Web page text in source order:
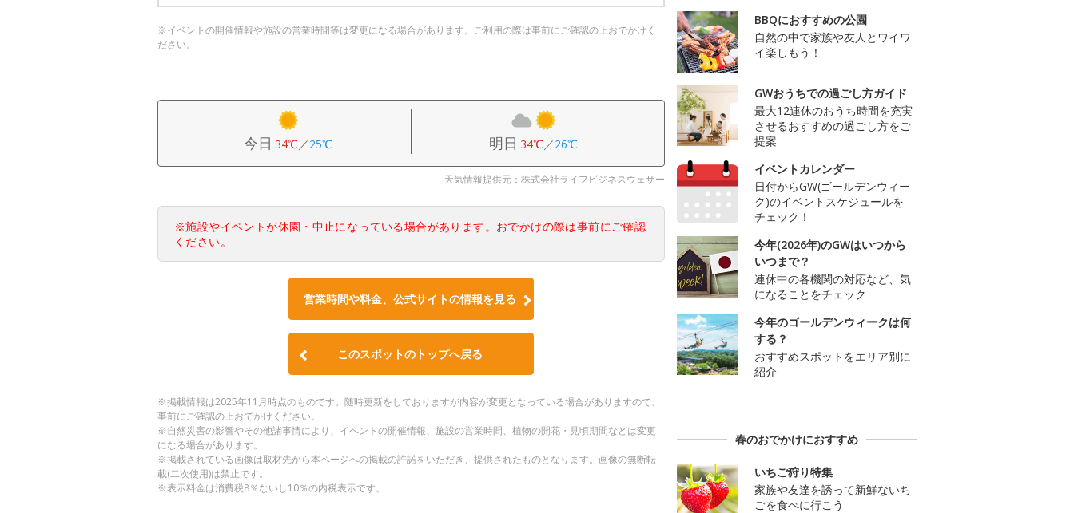
※イベントの開催情報や施設の営業時間等は変更になる場合があります。ご利用の際は事前にご確認の上おでかけく
ださい。
今日 34℃／25℃ 明日 34℃／26℃
天気情報提供元：株式会社ライフビジネスウェザー
※施設やイベントが休園・中止になっている場合があります。おでかけの際は事前にご確認
ください。
営業時間や料金、公式サイトの情報を見る
このスポットのトップへ戻る
※掲載情報は2025年11月時点のものです。随時更新をしておりますが内容が変更となっている場合がありますので、
事前にご確認の上おでかけください。
※自然災害の影響やその他諸事情により、イベントの開催情報、施設の営業時間、植物の開花・見頃期間などは変更
になる場合があります。
※掲載されている画像は取材先から本ページへの掲載の許諾をいただき、提供されたものとなります。画像の無断転
載(二次使用)は禁止です。
※表示料金は消費税8％ないし10％の内税表示です。
BBQにおすすめの公園
自然の中で家族や友人とワイワ
イ楽しもう！
GWおうちでの過ごし方ガイド
最大12連休のおうち時間を充実
させるおすすめの過ごし方をご
提案
イベントカレンダー
日付からGW(ゴールデンウィー
ク)のイベントスケジュールを
チェック！
今年(2026年)のGWはいつから
いつまで？
連休中の各機関の対応など、気
になることをチェック
今年のゴールデンウィークは何
する？
おすすめスポットをエリア別に
紹介
春のおでかけにおすすめ
いちご狩り特集
家族や友達を誘って新鮮ないち
ごを食べに行こう